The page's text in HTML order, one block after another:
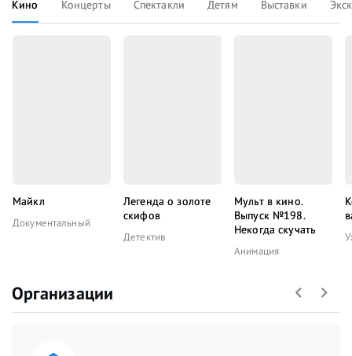
Кино Концерты Спектакли Детям Выставки
Майкл
Документальный
Легенда о золоте
скифов
Детектив
Мульт в кино.
Выпуск №198.
Некогда скучать
Анимация
Организации